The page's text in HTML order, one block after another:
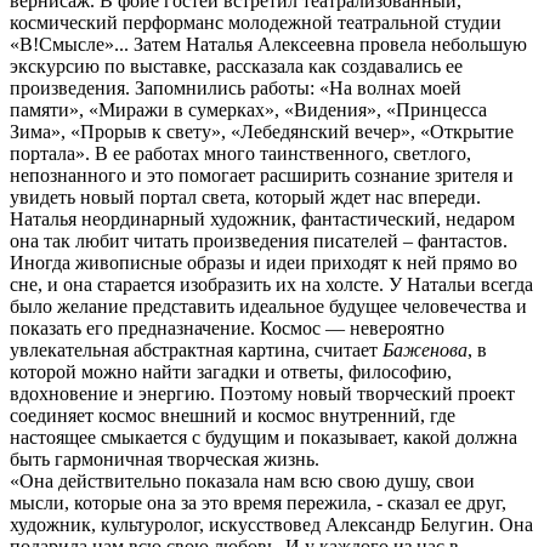
космический перформанс молодежной театральной студии
«В!Смысле»... Затем Наталья Алексеевна провела небольшую
экскурсию по выставке, рассказала как создавались ее
произведения. Запомнились работы: «На волнах моей
памяти», «Миражи в сумерках», «Видения», «Принцесса
Зима», «Прорыв к свету», «Лебедянский вечер», «Открытие
портала». В ее работах много таинственного, светлого,
непознанного и это помогает расширить сознание зрителя и
увидеть новый портал света, который ждет нас впереди.
Наталья неординарный художник, фантастический, недаром
она так любит читать произведения писателей – фантастов.
Иногда живописные образы и идеи приходят к ней прямо во
сне, и она старается изобразить их на холсте. У Натальи всегда
было желание представить идеальное будущее человечества и
показать его предназначение. Космос — невероятно
увлекательная абстрактная картина, считает Баженова, в
которой можно найти загадки и ответы, философию,
вдохновение и энергию. Поэтому новый творческий проект
соединяет космос внешний и космос внутренний, где
настоящее смыкается с будущим и показывает, какой должна
быть гармоничная творческая жизнь.
«Она действительно показала нам всю свою душу, свои
мысли, которые она за это время пережила, - сказал ее друг,
художник, культуролог, искусствовед Александр Белугин. Она